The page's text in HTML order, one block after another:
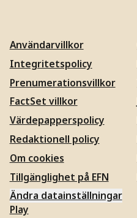
Användarvillkor
Integritetspolicy
Prenumerationsvillkor
FactSet villkor
Värdepapperspolicy
Redaktionell policy
Om cookies
Tillgänglighet på EFN
Ändra datainställningar
Play